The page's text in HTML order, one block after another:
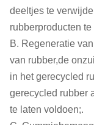
deeltjes te
rubberproducten te
B. Regeneratie
van rubber,de
in het gerecycled
gerecycled rubber
te laten voldoen;.